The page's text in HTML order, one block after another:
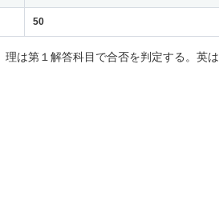
50
は第１解答科目で合否を判定する。英は